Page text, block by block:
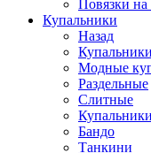
Повязки на
Купальники
Назад
Купальники
Модные
Раздельные
Слитные
Бандо
Танкини